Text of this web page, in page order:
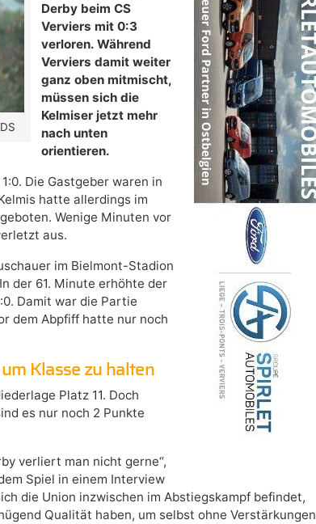
Derby beim CS
Verviers mit 0:3
verloren. Während
Verviers damit weiter
ganz oben mitmischt,
müssen sich die
Kelmiser jetzt mehr
nach unten
orientieren.
Die Gastgeber waren in
hatte allerdings im
Wenige Minuten vor
aus.
im Bielmont-Stadion
der 61. Minute erhöhte der
Damit war die Partie
dem Abpfiff hatte nur noch
Klasse zu halten
Platz 11. Doch
es nur noch 2 Punkte
verliert man nicht gerne“,
Spiel in einem Interview
die Union inzwischen im Abstiegskampf befindet,
Qualität haben, um selbst ohne Verstärkungen